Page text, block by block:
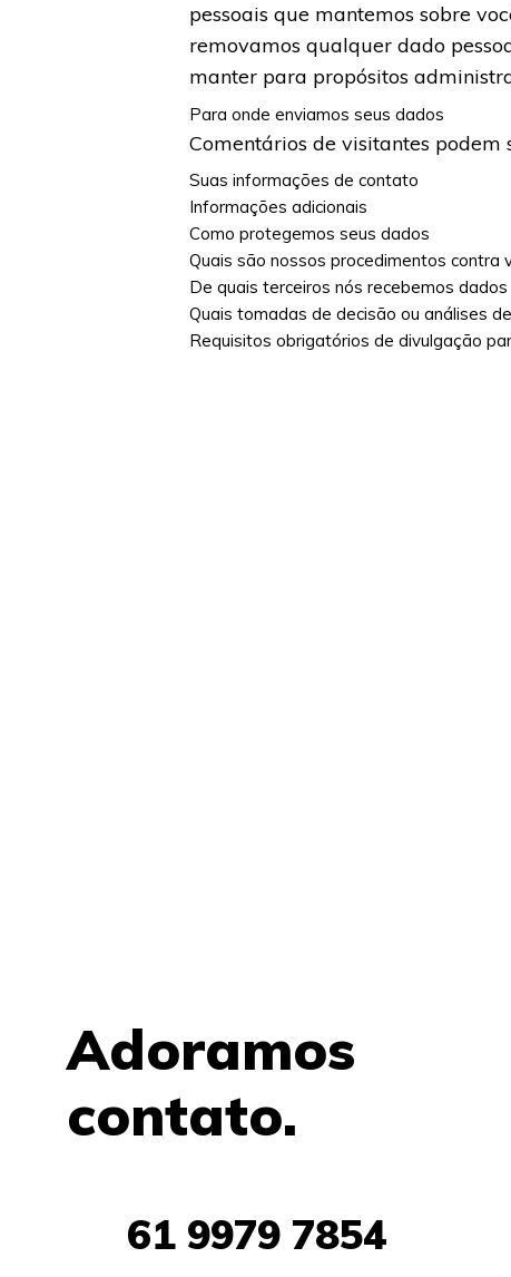
pessoais que mantemos sobre
removamos qualquer dado
manter para propósitos
Para onde enviamos seus dados
Comentários de visitantes
Suas informações de contato
Informações adicionais
Como protegemos seus dados
Quais são nossos procedimentos contra
De quais terceiros nós recebemos dados
Quais tomadas de decisão ou análises
Requisitos obrigatórios de divulgação
Adoramos
contato.
61 9979 7854